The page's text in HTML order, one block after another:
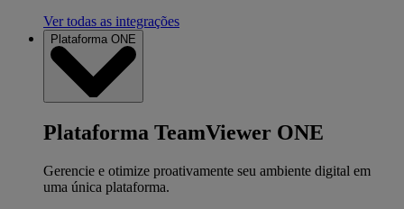
Ver todas as integrações
Plataforma ONE
Plataforma TeamViewer ONE
Gerencie e otimize proativamente seu ambiente digital em
uma única plataforma.